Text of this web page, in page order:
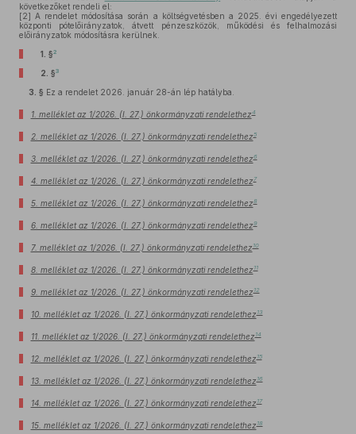
következőket rendeli el:
[2] A rendelet módosítása során a költségvetésben a 2025. évi engedélyezett
központi pótelőirányzatok, átvett pénzeszközök, működési és felhalmozási
előirányzatok módosításra kerülnek.
1. §2
2. §3
3. § Ez a rendelet 2026. január 28-án lép hatályba.
1. melléklet az 1/2026. (I. 27.) önkormányzati rendelethez4
2. melléklet az 1/2026. (I. 27.) önkormányzati rendelethez5
3. melléklet az 1/2026. (I. 27.) önkormányzati rendelethez6
4. melléklet az 1/2026. (I. 27.) önkormányzati rendelethez7
5. melléklet az 1/2026. (I. 27.) önkormányzati rendelethez8
6. melléklet az 1/2026. (I. 27.) önkormányzati rendelethez9
7. melléklet az 1/2026. (I. 27.) önkormányzati rendelethez10
8. melléklet az 1/2026. (I. 27.) önkormányzati rendelethez11
9. melléklet az 1/2026. (I. 27.) önkormányzati rendelethez12
10. melléklet az 1/2026. (I. 27.) önkormányzati rendelethez13
11. melléklet az 1/2026. (I. 27.) önkormányzati rendelethez14
12. melléklet az 1/2026. (I. 27.) önkormányzati rendelethez15
13. melléklet az 1/2026. (I. 27.) önkormányzati rendelethez16
14. melléklet az 1/2026. (I. 27.) önkormányzati rendelethez17
15. melléklet az 1/2026. (I. 27.) önkormányzati rendelethez18